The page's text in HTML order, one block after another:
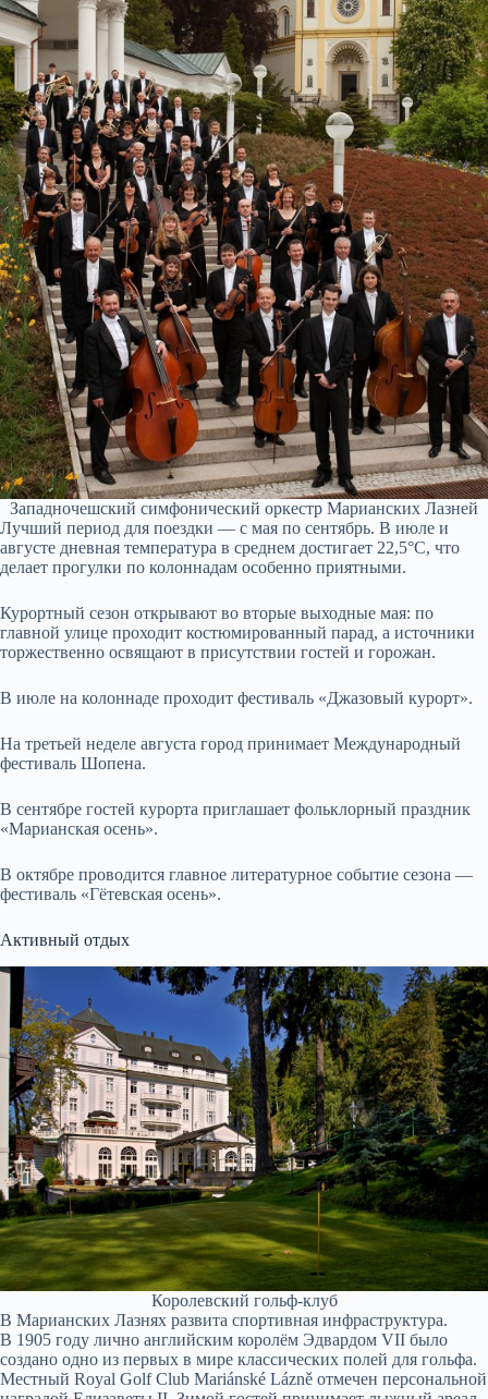
Западночешский симфонический оркестр Марианских Лазней
Лучший период для поездки — с мая по сентябрь. В июле и
августе дневная температура в среднем достигает 22,5°C, что
делает прогулки по колоннадам особенно приятными.
Курортный сезон открывают во вторые выходные мая: по
главной улице проходит костюмированный парад, а источники
торжественно освящают в присутствии гостей и горожан.
В июле на колоннаде проходит фестиваль «Джазовый курорт».
На третьей неделе августа город принимает Международный
фестиваль Шопена.
В сентябре гостей курорта приглашает фольклорный праздник
«Марианская осень».
В октябре проводится главное литературное событие сезона —
фестиваль «Гётевская осень».
Активный отдых
Королевский гольф-клуб
В Марианских Лазнях развита спортивная инфраструктура.
В 1905 году лично английским королём Эдвардом VII было
создано одно из первых в мире классических полей для гольфа.
Местный Royal Golf Club Mariánské Lázně отмечен персональной